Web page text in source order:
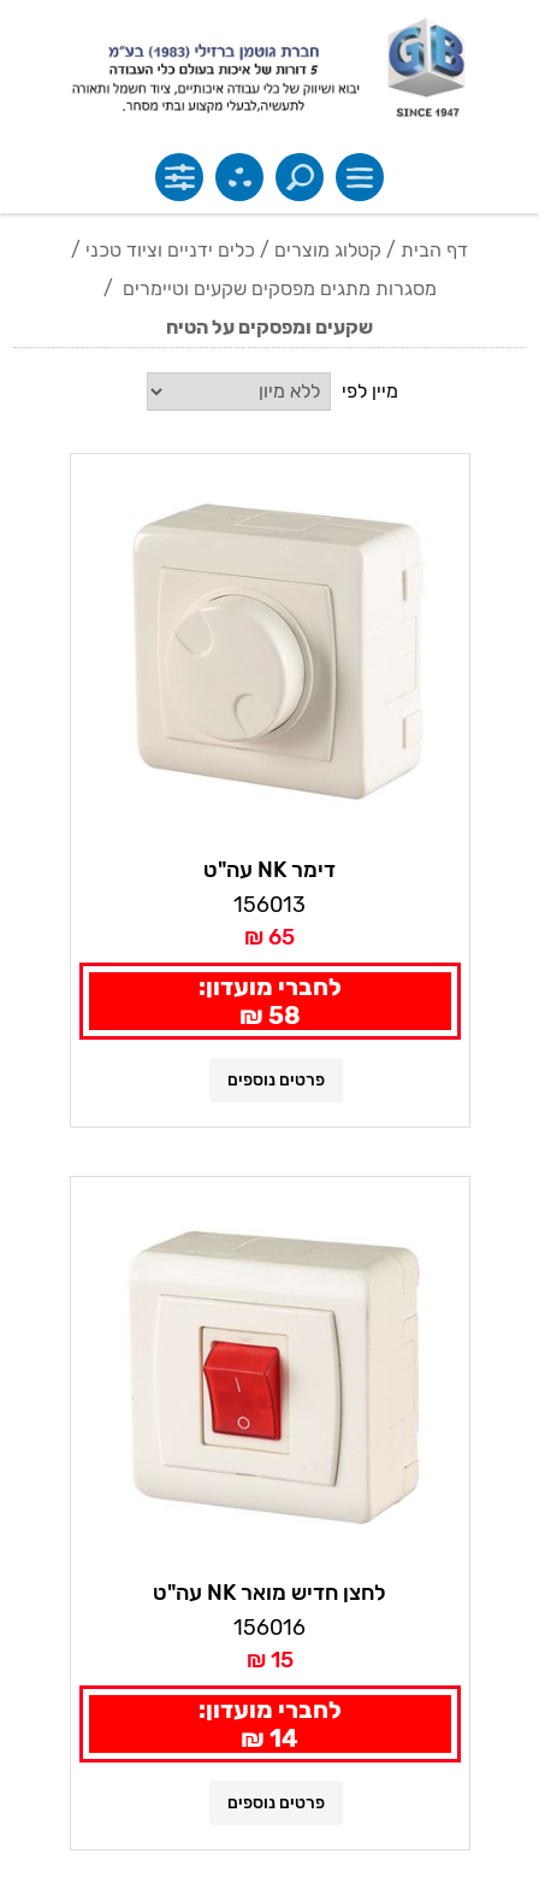
דף הבית / קטלוג מוצרים / כלים ידניים וציוד טכני /
מסגרות מתגים מפסקים שקעים וטיימרים /
שקעים ומפסקים על הטיח
מיין לפי
דימר NK עה"ט
156013
65 ₪
לחברי מועדון:
58 ₪
פרטים נוספים
לחצן חדיש מואר NK עה"ט
156016
15 ₪
לחברי מועדון:
14 ₪
פרטים נוספים